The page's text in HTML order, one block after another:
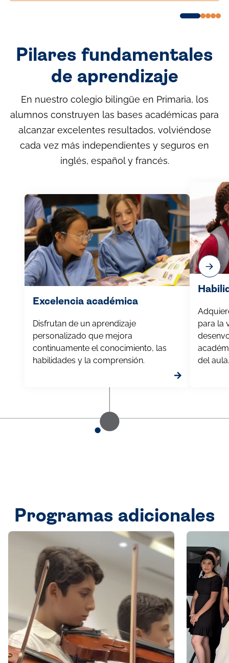
Pilares fundamentales
de aprendizaje
En nuestro colegio bilingüe en Primaria, los
alumnos construyen las bases académicas para
alcanzar excelentes resultados, volviéndose
cada vez más independientes y seguros en
inglés, español y francés.
Excelencia académica
Disfrutan de un aprendizaje
personalizado que mejora
continuamente el conocimiento, las
habilidades y la comprensión.
para la
del aula.
Programas adicionales